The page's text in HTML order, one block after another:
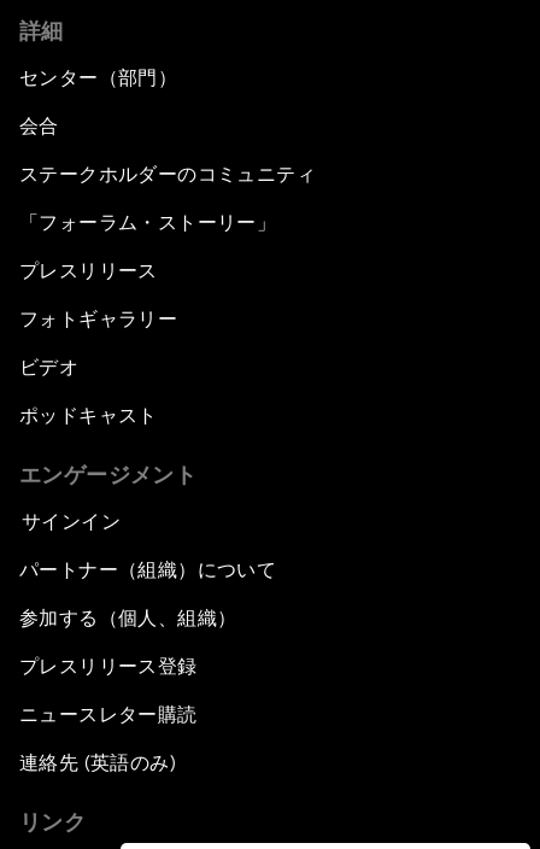
詳細
センター（部門）
会合
ステークホルダーのコミュニティ
「フォーラム・ストーリー」
プレスリリース
フォトギャラリー
ビデオ
ポッドキャスト
エンゲージメント
サインイン
パートナー（組織）について
参加する（個人、組織）
プレスリリース登録
ニュースレター購読
連絡先 (英語のみ)
リンク